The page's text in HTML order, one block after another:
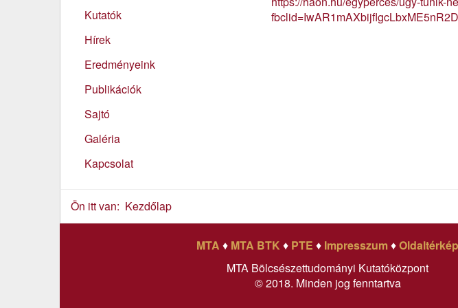
Kutatók
Hírek
Eredményeink
Publikációk
Sajtó
Galéria
Kapcsolat
Ön itt van: Kezdőlap
MTA ♦ MTA BTK ♦ PTE ♦ Impresszum♦Oldaltérkép
MTA Bölcsészettudományi Kutatóközpont
© 2018. Minden jog fenntartva